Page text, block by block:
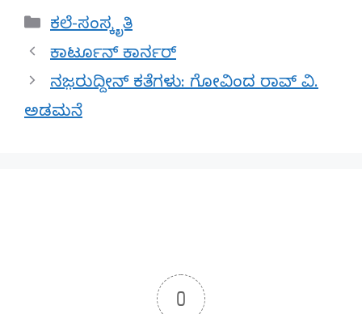
Categories
ಕಲೆ-ಸಂಸ್ಕೃತಿ
ಕಾರ್ಟೂನ್ ಕಾರ್ನರ್
ನಜ಼ರುದ್ದೀನ್‌ ಕತೆಗಳು: ಗೋವಿಂದ ರಾವ್ ವಿ.
ಅಡಮನೆ
0